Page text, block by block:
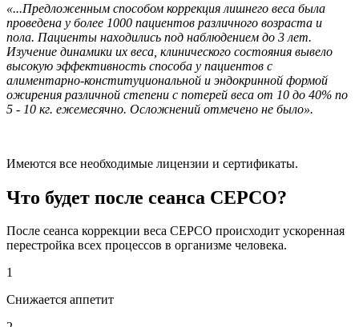
«...Предложенным способом коррекция лишнего веса была
проведена у более 1000 пациентов различного возраста и
пола. Пациенты находились под наблюдением до 3 лет.
Изучение динамики их веса, клинического состояния вывело
высокую эффективность способа у пациентов с
алиментарно-конституциональной и эндокринной формой
ожирения различной степени с потерей веса от 10 до 40% по
5 - 10 кг. ежемесячно. Осложнений отмечено не было».
Имеются все необходимые лицензии и сертификаты.
Что будет после сеанса СЕРСО?
После сеанса коррекции веса СЕРСО происходит ускоренная
перестройка всех процессов в организме человека.
1
Снижается аппетит